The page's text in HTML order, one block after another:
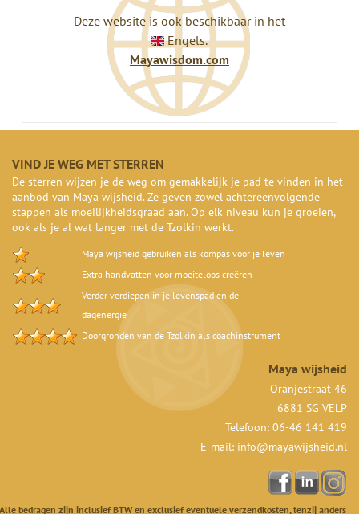
Deze website is ook beschikbaar in het
Engels.
Mayawisdom.com
VIND JE WEG MET STERREN
De sterren wijzen je de weg om gemakkelijk je pad te vinden in het
aanbod van Maya wijsheid. Ze geven zowel achtereenvolgende
stappen als moeilijkheidsgraad aan. Op elk niveau kun je groeien,
ook als je al wat langer met de Tzolkin werkt.
Maya wijsheid gebruiken als kompas voor je leven
Extra handvatten voor moeiteloos creëren
Verder verdiepen in je levenspad en de
dagenergie
Doorgronden van de Tzolkin als coachinstrument
Maya wijsheid
Oranjestraat 46
6881 SG VELP
Telefoon: 06-46 141 419
E-mail: info@mayawijsheid.nl
Alle bedragen zijn inclusief BTW en exclusief eventuele verzendkosten, tenzij anders